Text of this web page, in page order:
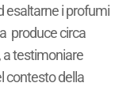
esaltarne i profumi
produce circa
a testimoniare
contesto della